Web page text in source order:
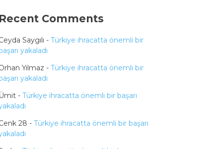
Recent Comments
Saygılı - Türkiye ihracatta önemli bir
yakaladı
Yılmaz - Türkiye ihracatta önemli bir
yakaladı
Ümit - Türkiye ihracatta önemli bir başarı
28 - Türkiye ihracatta önemli bir başarı